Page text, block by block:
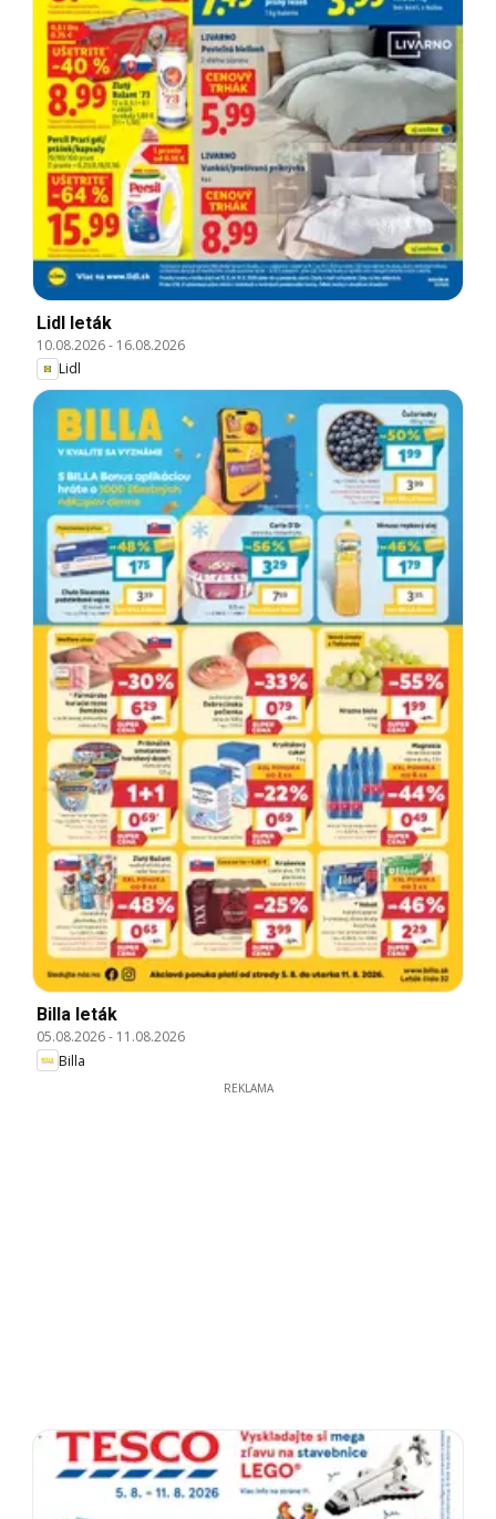
Lidl leták
10.08.2026- 16.08.2026
Lidl
Billa leták
05.08.2026- 11.08.2026
Billa
REKLAMA